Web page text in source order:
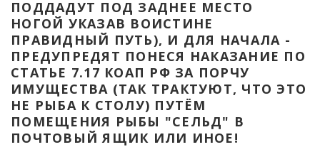
ПОДДАДУТ ПОД ЗАДНЕЕ МЕСТО
НОГОЙ УКАЗАВ ВОИСТИНЕ
ПРАВИДНЫЙ ПУТЬ), И ДЛЯ НАЧАЛА -
ПРЕДУПРЕДЯТ ПОНЕСЯ НАКАЗАНИЕ ПО
СТАТЬЕ 7.17 КОАП РФ ЗА ПОРЧУ
ИМУЩЕСТВА (ТАК ТРАКТУЮТ, ЧТО ЭТО
НЕ РЫБА К СТОЛУ) ПУТЁМ
ПОМЕЩЕНИЯ РЫБЫ "СЕЛЬД" В
ПОЧТОВЫЙ ЯЩИК ИЛИ ИНОЕ!